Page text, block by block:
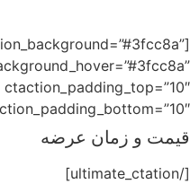
قیمت و زمان عرضه
[/ultimate_ctation]